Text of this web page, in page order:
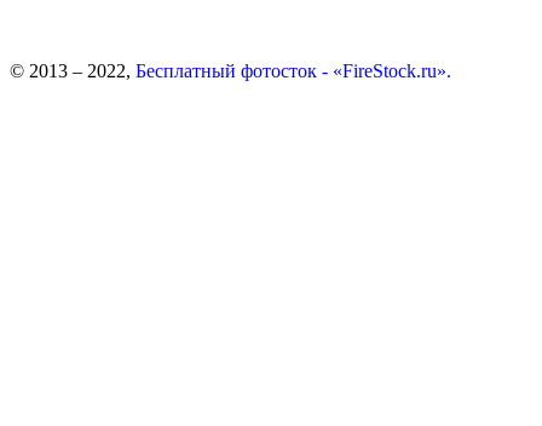
© 2013 – 2022, Бесплатный фотосток - «FireStock.ru».